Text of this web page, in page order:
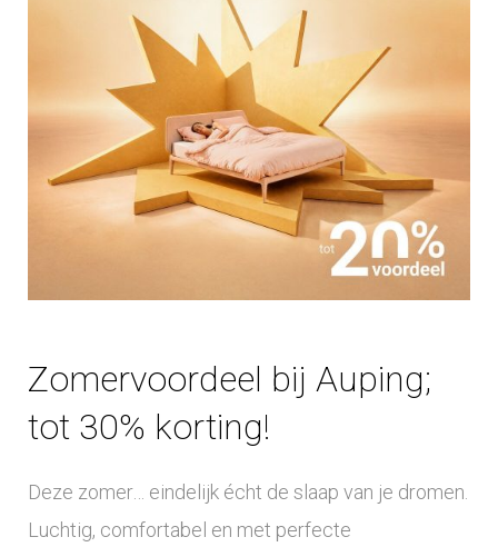
Zomervoordeel bij Auping;
tot 30% korting!
Deze zomer… eindelijk écht de slaap van je dromen.
Luchtig, comfortabel en met perfecte